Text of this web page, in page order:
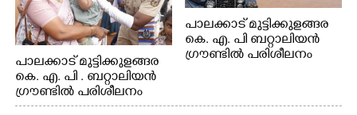
പാലക്കാട് മുട്ടിക്കുളങ്ങര
കെ. എ. പി . ബറ്റാലിയൻ
ഗ്രൗണ്ടിൽ പരിശീലനം
പാലക്കാട് മുട്ടിക്കുളങ്ങര
കെ. എ. പി ബറ്റാലിയൻ
ഗ്രൗണ്ടിൽ പരിശീലനം